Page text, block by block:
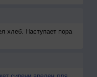
хлеб. Наступает пора